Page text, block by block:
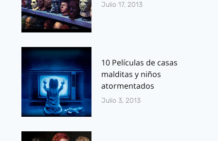
Julio 17, 2013
10 Películas de casas
malditas y niños
atormentados
Julio 3, 2013